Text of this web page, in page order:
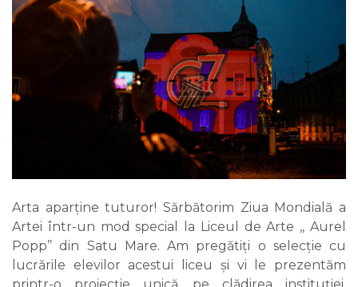
Arta aparține tuturor! Sărbătorim Ziua Mondială a
Artei într-un mod special la Liceul de Arte ,, Aurel
Popp’’ din Satu Mare. Am pregătiți o selecție cu
lucrările elevilor acestui liceu și vi le prezentăm